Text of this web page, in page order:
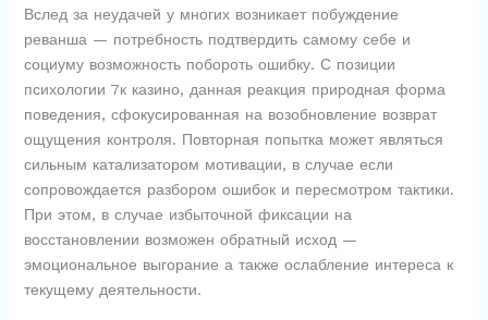
Вслед за неудачей у многих возникает побуждение
реванша — потребность подтвердить самому себе и
социуму возможность побороть ошибку. С позиции
психологии 7к казино, данная реакция природная форма
поведения, сфокусированная на возобновление возврат
ощущения контроля. Повторная попытка может являться
сильным катализатором мотивации, в случае если
сопровождается разбором ошибок и пересмотром тактики.
При этом, в случае избыточной фиксации на
восстановлении возможен обратный исход —
эмоциональное выгорание а также ослабление интереса к
текущему деятельности.